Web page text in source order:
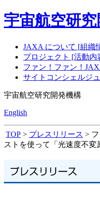
宇宙航空研
JAXA について [組織
プロジェクト [活動内
ファン！ファン！
サイトコンシェルジ
宇宙航空研究開発機構
English
TOP > プレスリリース >
ストを使って「光速度不変